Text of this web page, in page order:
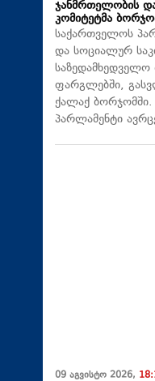
ჯანმრთელობის
კომიტეტმა
საქართველოს
და სოციალურ
საზედამხედველო
ფარგლებში,
ქალაქ
პარლამენტი
09 აგვისტო 2026,